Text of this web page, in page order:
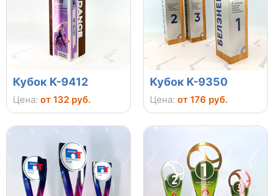
Кубок K-9412
Цена: от 132 руб.
Кубок K-9350
Цена: от 176 руб.